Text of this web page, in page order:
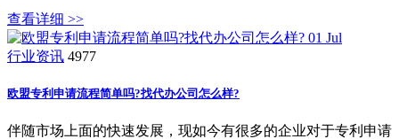
查看详细 >>
01 Jul
行业资讯 4977
欧盟专利申请流程简单吗?找代办公司怎么样?
伴随市场上面的快速发展，现如今有很多的企业对于专利申请